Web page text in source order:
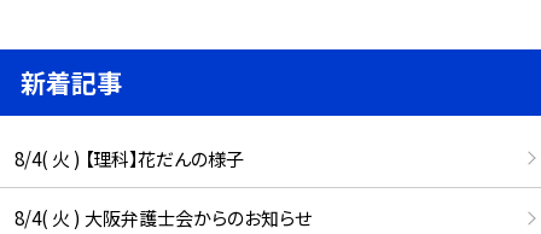
新着記事
8/4( 火 ) 【理科】花だんの様子
8/4( 火 ) 大阪弁護士会からのお知らせ